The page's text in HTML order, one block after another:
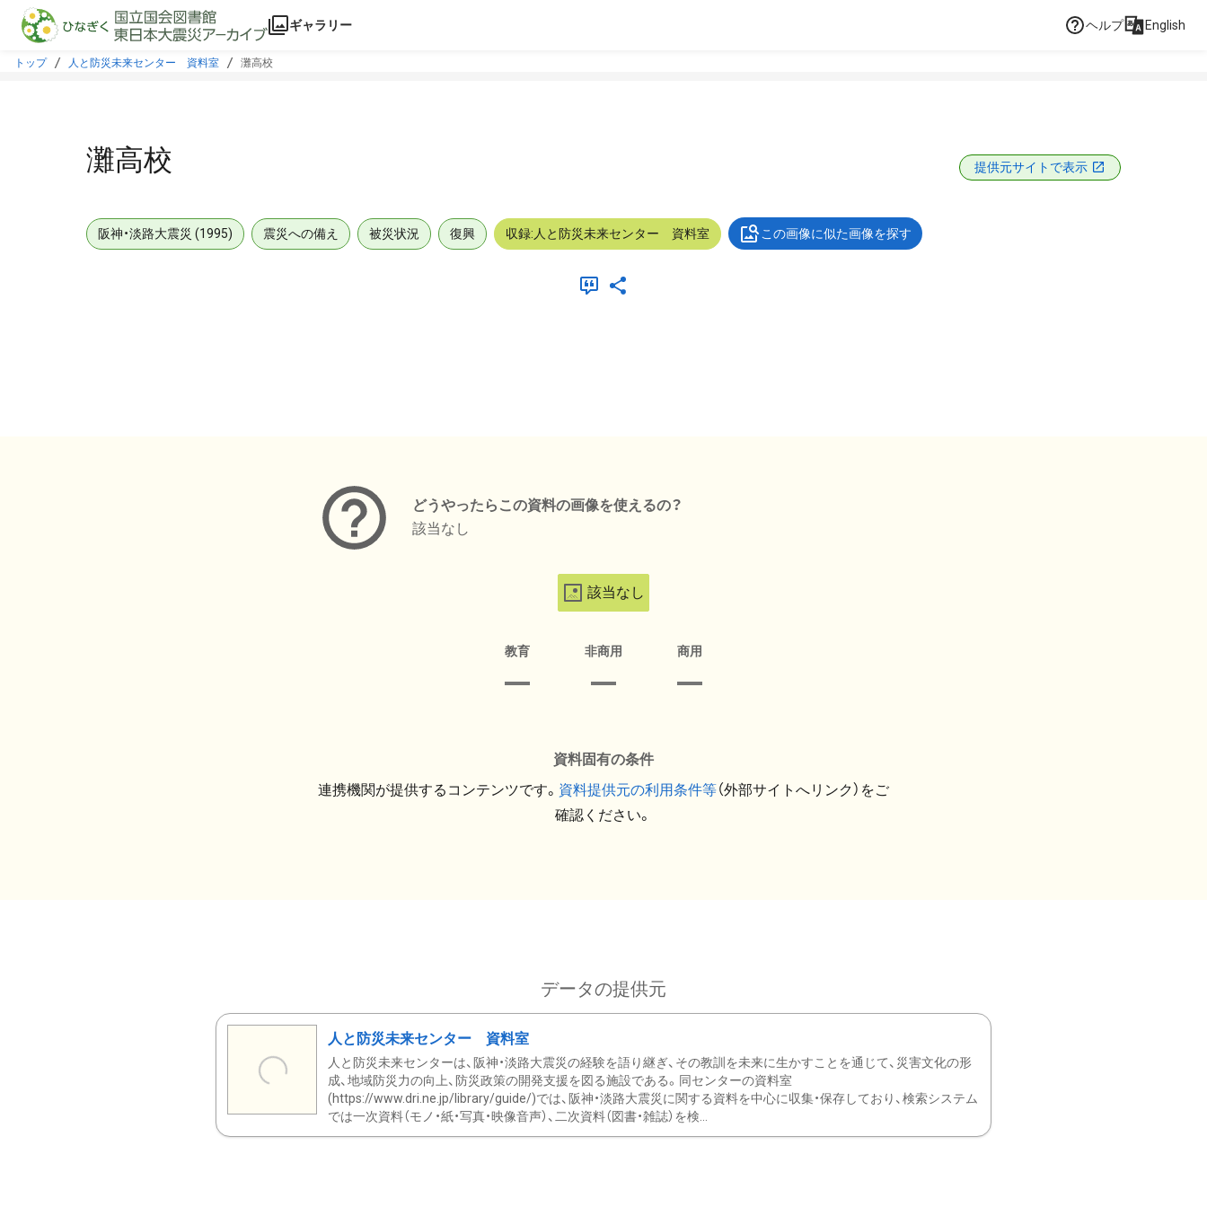
本文に飛ぶ
ギャラリー ヘルプ English
トップ 人と防災未来センター 資料室 灘高校
灘高校 提供元サイトで表示
阪神・淡路大震災 (1995) 震災への備え 被災状況 復興 収録:人と防災未来センター 資料室 この画像に似た画像を探す
どうやったらこの資料の画像を使えるの？
該当なし
該当なし
教育 非商用 商用
資料固有の条件
連携機関が提供するコンテンツです。 資料提供元の利用条件等（外部サイトへリンク）をご
確認ください。
データの提供元
人と防災未来センター 資料室
人と防災未来センターは、阪神・淡路大震災の経験を語り継ぎ、その教訓を未来に生かすことを通じて、災害文化の形
成、地域防災力の向上、防災政策の開発支援を図る施設である。同センターの資料室
(https://www.dri.ne.jp/library/guide/)では、阪神・淡路大震災に関する資料を中心に収集・保存しており、検索システム
では一次資料（モノ・紙・写真・映像音声）、二次資料（図書・雑誌）を検...